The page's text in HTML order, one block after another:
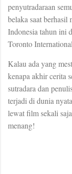
penyutradaraan
belaka saat
Indonesia tahun ini
Toronto
Kalau ada yang
kenapa akhir cerita
sutradara dan
terjadi di dunia
lewat film sekali
menang!